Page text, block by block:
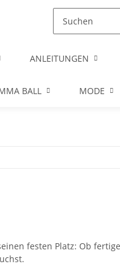
ANLEITUNGEN
BALL MODE
festen Platz: Ob